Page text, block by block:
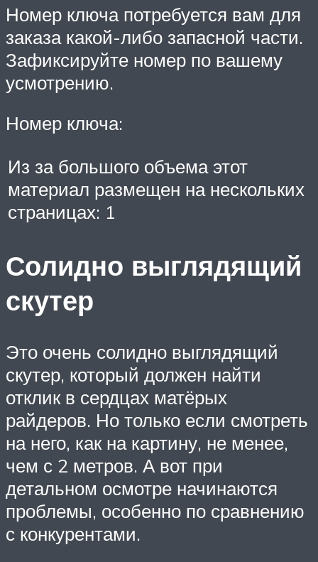
Номер ключа потребуется вам для
заказа какой-либо запасной части.
Зафиксируйте номер по вашему
усмотрению.
Номер ключа:
Из за большого объема этот
материал размещен на нескольких
страницах: 1
Солидно выглядящий
скутер
Это очень солидно выглядящий
скутер, который должен найти
отклик в сердцах матёрых
райдеров. Но только если смотреть
на него, как на картину, не менее,
чем с 2 метров. А вот при
детальном осмотре начинаются
проблемы, особенно по сравнению
с конкурентами.